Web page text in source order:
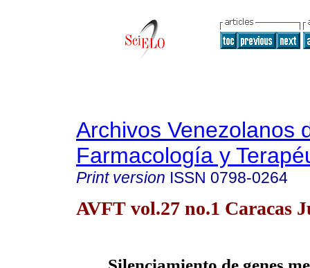
Archivos Venezolanos
Farmacología y
Print version ISSN 0798-0264
AVFT vol.27 no.1 Caracas